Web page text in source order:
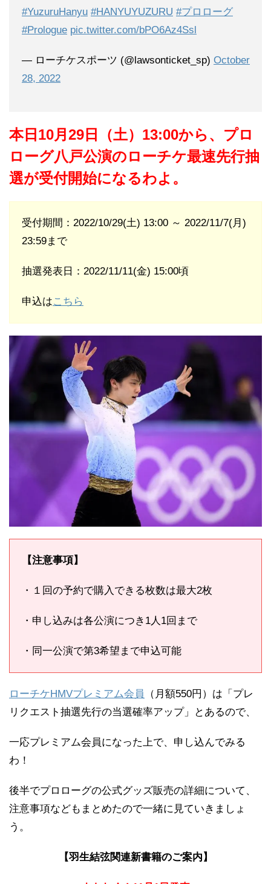
#YuzuruHanyu #HANYUYUZURU #プロローグ
#Prologue pic.twitter.com/bPO6Az4Ssl
— ローチケスポーツ (@lawsonticket_sp) October
28, 2022
本日10月29日（土）13:00から、プロ
ローグ八戸公演のローチケ最速先行抽
選が受付開始になるわよ。
受付期間：2022/10/29(土) 13:00 ～ 2022/11/7(月)
23:59まで
抽選発表日：2022/11/11(金) 15:00頃
申込はこちら
【注意事項】
・１回の予約で購入できる枚数は最大2枚
・申し込みは各公演につき1人1回まで
・同一公演で第3希望まで申込可能
ローチケHMVプレミアム会員
（月額550円）は「プレ
リクエスト抽選先行の当選確率アップ」とあるので、
一応プレミアム会員になった上で、申し込んでみる
わ！
後半でプロローグの公式グッズ販売の詳細について、
注意事項などもまとめたので一緒に見ていきましょ
う。
【羽生結弦関連新書籍のご案内】